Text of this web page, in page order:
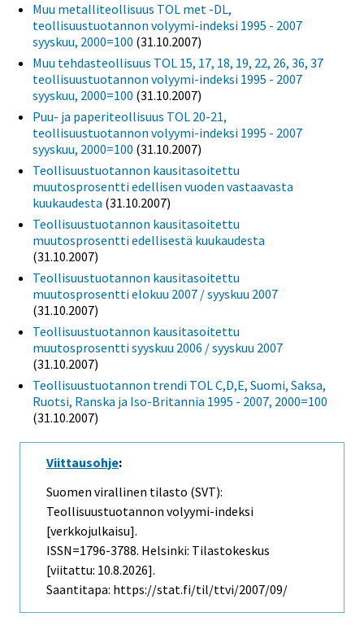
Muu metalliteollisuus TOL met -DL,
teollisuustuotannon volyymi-indeksi 1995 - 2007
syyskuu, 2000=100 (31.10.2007)
Muu tehdasteollisuus TOL 15, 17, 18, 19, 22, 26, 36, 37
teollisuustuotannon volyymi-indeksi 1995 - 2007
syyskuu, 2000=100 (31.10.2007)
Puu- ja paperiteollisuus TOL 20-21,
teollisuustuotannon volyymi-indeksi 1995 - 2007
syyskuu, 2000=100 (31.10.2007)
Teollisuustuotannon kausitasoitettu
muutosprosentti edellisen vuoden vastaavasta
kuukaudesta (31.10.2007)
Teollisuustuotannon kausitasoitettu
muutosprosentti edellisestä kuukaudesta
(31.10.2007)
Teollisuustuotannon kausitasoitettu
muutosprosentti elokuu 2007 / syyskuu 2007
(31.10.2007)
Teollisuustuotannon kausitasoitettu
muutosprosentti syyskuu 2006 / syyskuu 2007
(31.10.2007)
Teollisuustuotannon trendi TOL C,D,E, Suomi, Saksa,
Ruotsi, Ranska ja Iso-Britannia 1995 - 2007, 2000=100
(31.10.2007)
Viittausohje:
Suomen virallinen tilasto (SVT):
Teollisuustuotannon volyymi-indeksi
[verkkojulkaisu].
ISSN=1796-3788. Helsinki: Tilastokeskus
[viitattu: 10.8.2026].
Saantitapa: https://stat.fi/til/ttvi/2007/09/